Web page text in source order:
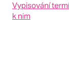
Vypisování
k nim